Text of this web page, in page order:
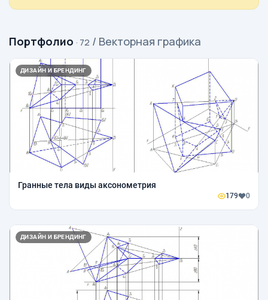
Портфолио · 72 / Векторная графика
ДИЗАЙН И БРЕНДИНГ
Гранные тела виды аксонометрия
179 0
ДИЗАЙН И БРЕНДИНГ